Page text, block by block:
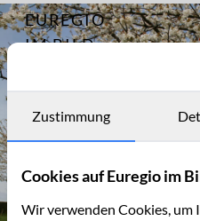
EUREGIO
IM BILD
Archiv
Kontakt
Archiv
4625
Zustimmung
Cookies auf Euregio im
Wir verwenden Cookies, um